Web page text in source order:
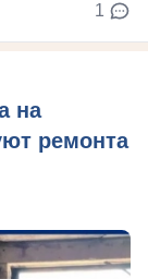
1
на
ремонта